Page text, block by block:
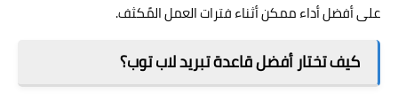
على أفضل أداء ممكن أثناء فترات العمل المًكثف.
كيف تختار أفضل قاعدة تبريد لاب توب؟